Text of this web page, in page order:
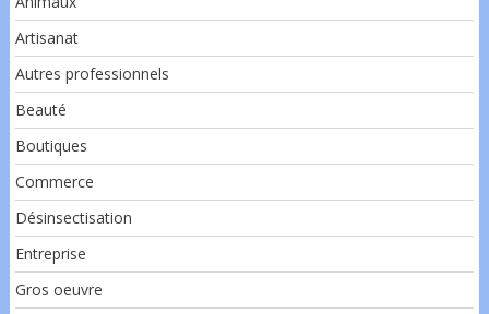
Artisanat
Autres professionnels
Beauté
Boutiques
Commerce
Désinsectisation
Entreprise
Gros oeuvre